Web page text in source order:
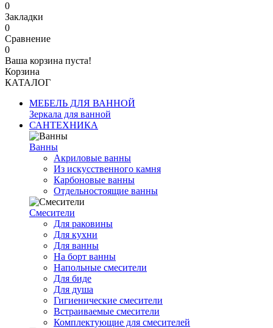
0
Закладки
0
Сравнение
0
Ваша корзина пуста!
Корзина
КАТАЛОГ
МЕБЕЛЬ ДЛЯ ВАННОЙ
Зеркала для ванной
САНТЕХНИКА
Ванны
Акриловые ванны
Из искусственного камня
Карбоновые ванны
Отдельностоящие ванны
Смесители
Для раковины
Для кухни
Для ванны
На борт ванны
Напольные смесители
Для биде
Для душа
Гигиенические смесители
Встраиваемые смесители
Комплектующие для смесителей